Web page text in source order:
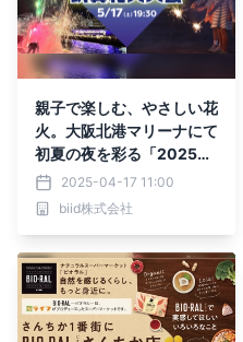
親子で楽しむ、やさしい花
火。大阪北港マリーナにて
初夏の夜を彩る「2025玩
具花火大会」開催決定！
2025-04-17 11:00
biid株式会社